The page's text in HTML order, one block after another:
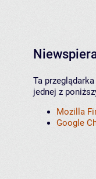
Ta
jednej z
Mozilla
Google